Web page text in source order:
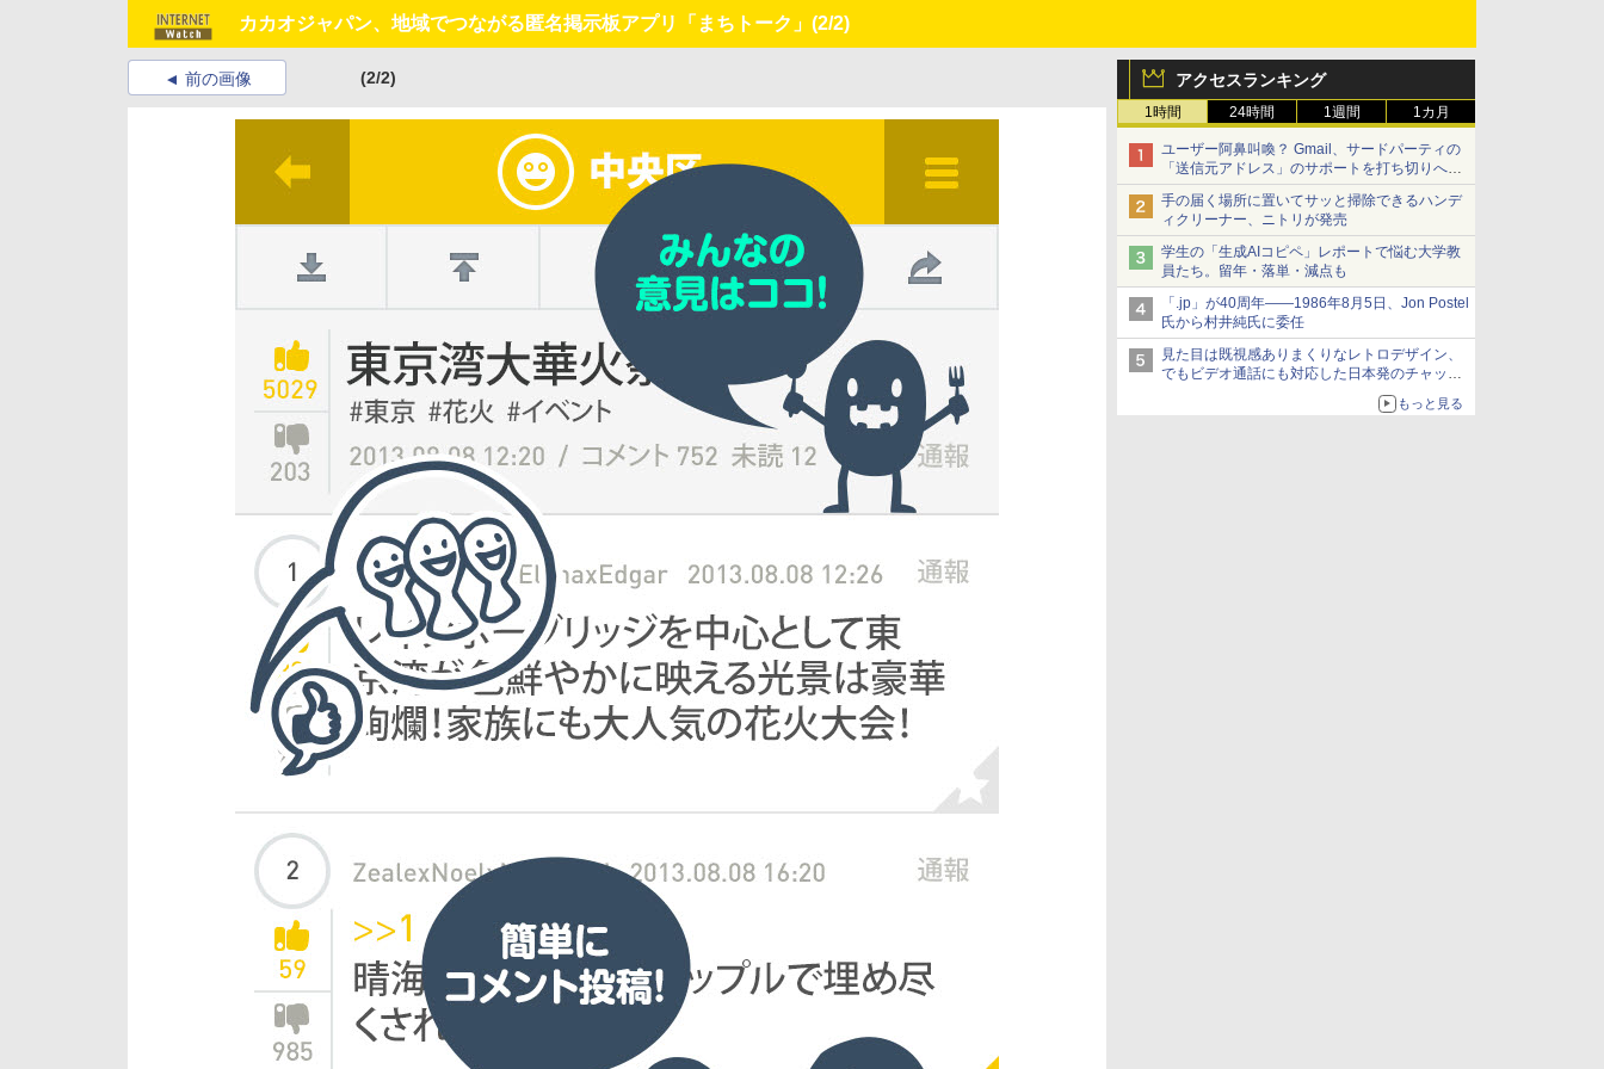
カカオジャパン、地域でつながる匿名掲示板アプリ「まちトーク」 (2/2)
アクセスランキング
1時間 24時間 1週間 1カ月
ユーザー阿鼻叫喚？ Gmail、サードパーティの
「送信元アドレス」のサポートを打ち切りへ
【やじうまWatch】
手の届く場所に置いてサッと掃除できるハンデ
ィクリーナー、ニトリが発売
学生の「生成AIコピペ」レポートで悩む大学教
員たち。留年・落単・減点も
「.jp」が40周年――1986年8月5日、Jon Postel
氏から村井純氏に委任
見た目は既視感ありまくりなレトロデザイン、
でもビデオ通話にも対応した日本発のチャット
もっと見る
前の画像 (2/2)